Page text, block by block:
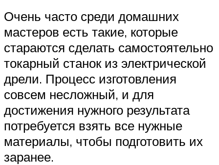
Очень часто среди домашних
мастеров есть такие, которые
стараются сделать самостоятельно
токарный станок из электрической
дрели. Процесс изготовления
совсем несложный, и для
достижения нужного результата
потребуется взять все нужные
материалы, чтобы подготовить их
заранее.